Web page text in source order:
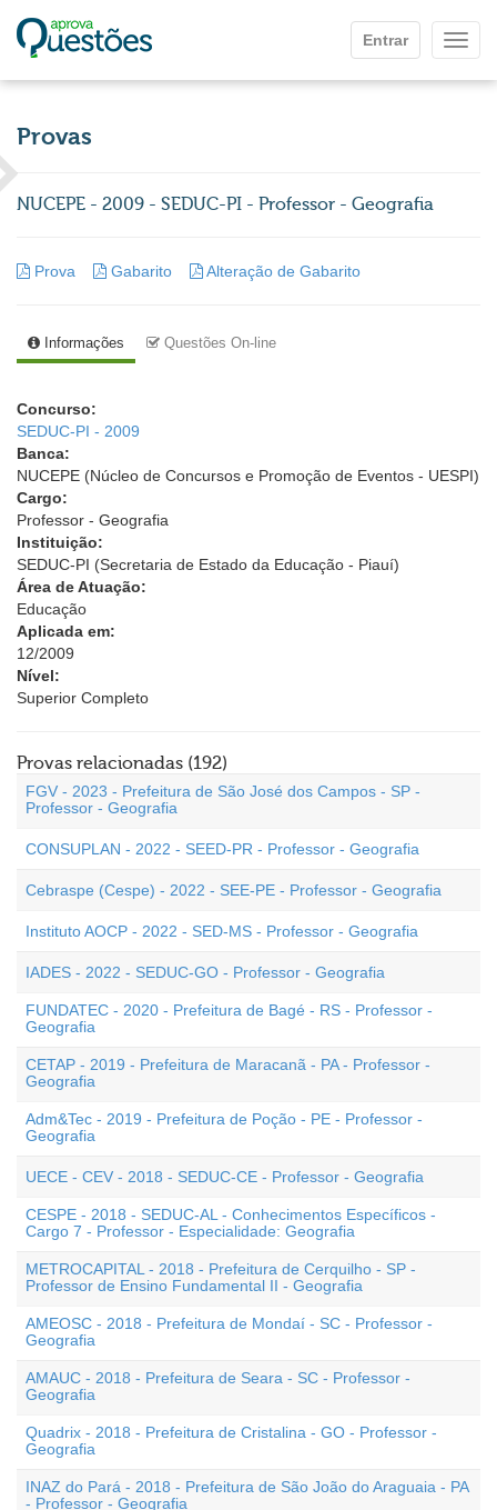
Entrar
Provas
NUCEPE - 2009 - SEDUC-PI - Professor - Geografia
Prova Gabarito Alteração de Gabarito
Informações Questões On-line
Concurso:
SEDUC-PI - 2009
Banca:
NUCEPE (Núcleo de Concursos e Promoção de Eventos - UESPI)
Cargo:
Professor - Geografia
Instituição:
SEDUC-PI (Secretaria de Estado da Educação - Piauí)
Área de Atuação:
Educação
Aplicada em:
12/2009
Nível:
Superior Completo
Provas relacionadas (192)
FGV - 2023 - Prefeitura de São José dos Campos - SP -
Professor - Geografia
CONSUPLAN - 2022 - SEED-PR - Professor - Geografia
Cebraspe (Cespe) - 2022 - SEE-PE - Professor - Geografia
Instituto AOCP - 2022 - SED-MS - Professor - Geografia
IADES - 2022 - SEDUC-GO - Professor - Geografia
FUNDATEC - 2020 - Prefeitura de Bagé - RS - Professor -
Geografia
CETAP - 2019 - Prefeitura de Maracanã - PA - Professor -
Geografia
Adm&Tec - 2019 - Prefeitura de Poção - PE - Professor -
Geografia
UECE - CEV - 2018 - SEDUC-CE - Professor - Geografia
CESPE - 2018 - SEDUC-AL - Conhecimentos Específicos -
Cargo 7 - Professor - Especialidade: Geografia
METROCAPITAL - 2018 - Prefeitura de Cerquilho - SP -
Professor de Ensino Fundamental II - Geografia
AMEOSC - 2018 - Prefeitura de Mondaí - SC - Professor -
Geografia
AMAUC - 2018 - Prefeitura de Seara - SC - Professor -
Geografia
Quadrix - 2018 - Prefeitura de Cristalina - GO - Professor -
Geografia
INAZ do Pará - 2018 - Prefeitura de São João do Araguaia - PA
- Professor - Geografia